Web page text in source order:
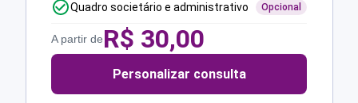
Quadro societário e administrativo Opcional
A partir deR$ 30,00
Personalizar consulta